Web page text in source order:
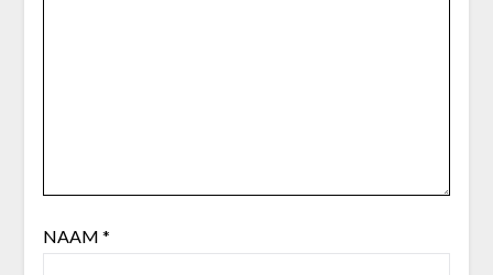
NAAM *